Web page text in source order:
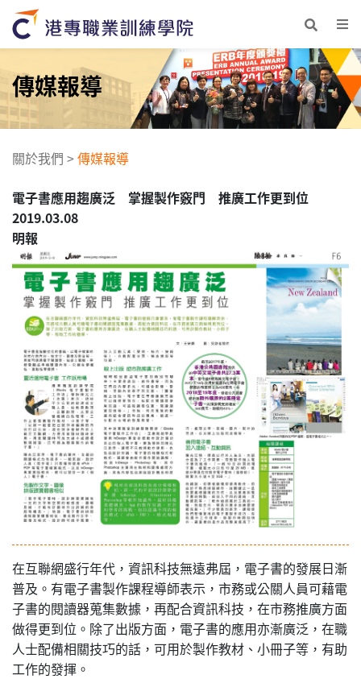
傳媒報導
關於我們 >傳媒報導
電子書應用趨廣泛 掌握製作竅門 推廣工作更到位
2019.03.08
明報
在互聯網盛行年代，資訊科技無遠弗屆，電子書的發展日漸
普及。有電子書製作課程導師表示，市務或公關人員可藉電
子書的閱讀器蒐集數據，再配合資訊科技，在市務推廣方面
做得更到位。除了出版方面，電子書的應用亦漸廣泛，在職
人士配備相關技巧的話，可用於製作教材、小冊子等，有助
工作的發揮。